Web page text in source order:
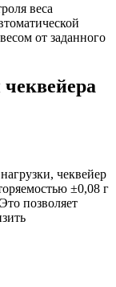
веса
от заданного
чеквейер
±0,08 г
позволяет